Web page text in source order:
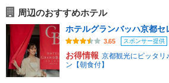
周辺のおすすめホテル
ホテルグランバッハ京都セ
3.65 スポンサー提供
お得情報 京都観光にピッタリ
ン【朝食付】